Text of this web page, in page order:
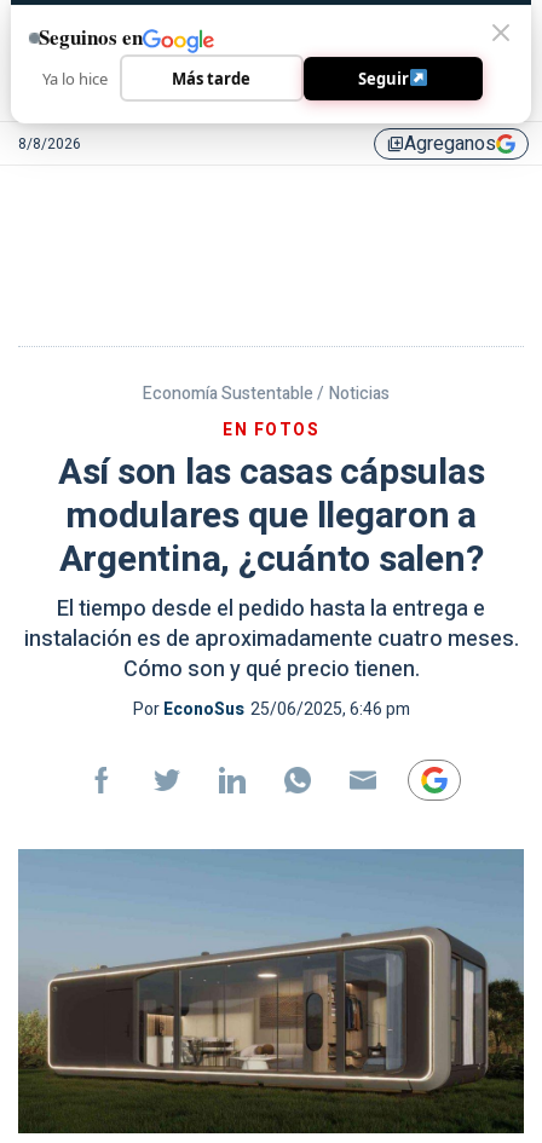
8/8/2026 library_addAgreganos
Economía Sustentable / Noticias
EN FOTOS
Así son las casas cápsulas
modulares que llegaron a
Argentina, ¿cuánto salen?
El tiempo desde el pedido hasta la entrega e
instalación es de aproximadamente cuatro meses.
Cómo son y qué precio tienen.
PorEconoSus 25/06/2025, 6:46 pm
Seguinos en
Ya lo hice Más tarde Seguir